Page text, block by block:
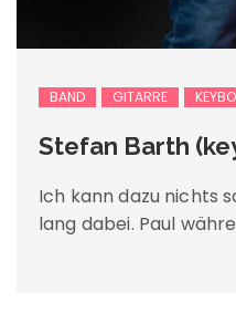
BAND GITARRE
Stefan Barth
Ich kann dazu nichts
lang dabei. Paul